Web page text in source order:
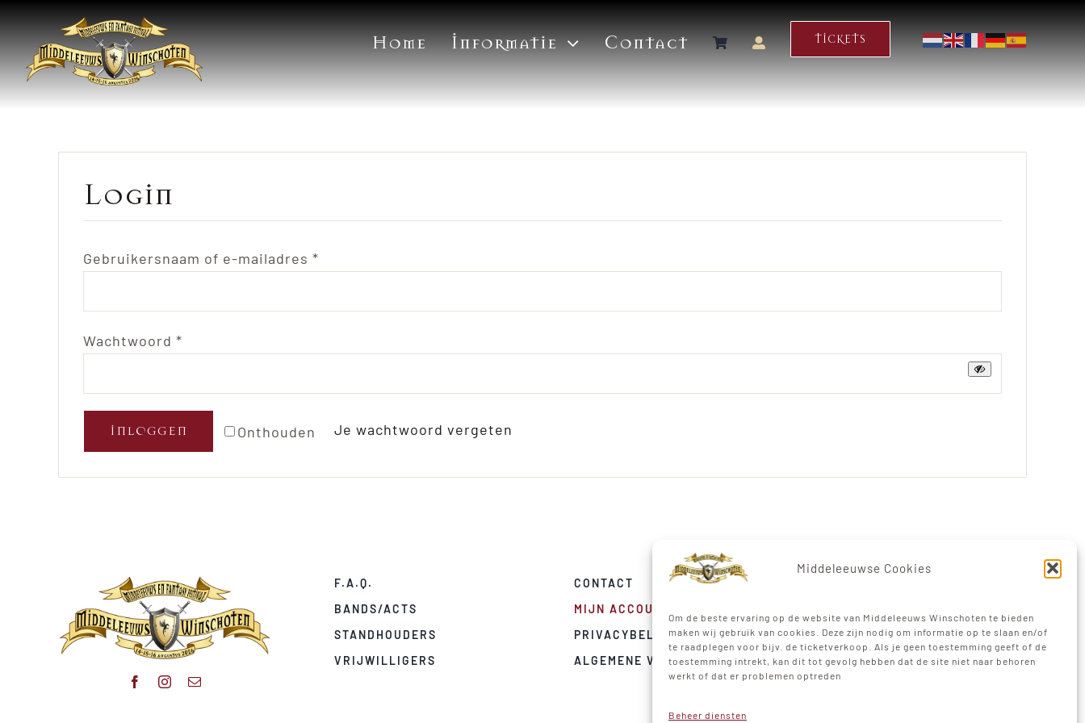
Middeleeuwse Cookies
Om de beste ervaring op de website van Middeleeuws Winschoten te bieden
maken wij gebruik van cookies. Deze zijn nodig om informatie op te slaan en/of
te raadplegen voor bijv. de ticketverkoop. Als je geen toestemming geeft of de
toestemming intrekt, kan dit tot gevolg hebben dat de site niet naar behoren
werkt of dat er problemen optreden
Beheer diensten
Ga
naar
inhoud
Home Informatie Contact TICKETS
Login
Gebruikersnaam of e-mailadres *Vereist
Wachtwoord *Vereist
Onthouden
INLOGGEN Je wachtwoord vergeten
F.A.Q.
BANDS/ACTS
STANDHOUDERS
VRIJWILLIGERS
CONTACT
MIJN ACCOUNT
PRIVACYBELEID
ALGEMENE VOORWAARDEN